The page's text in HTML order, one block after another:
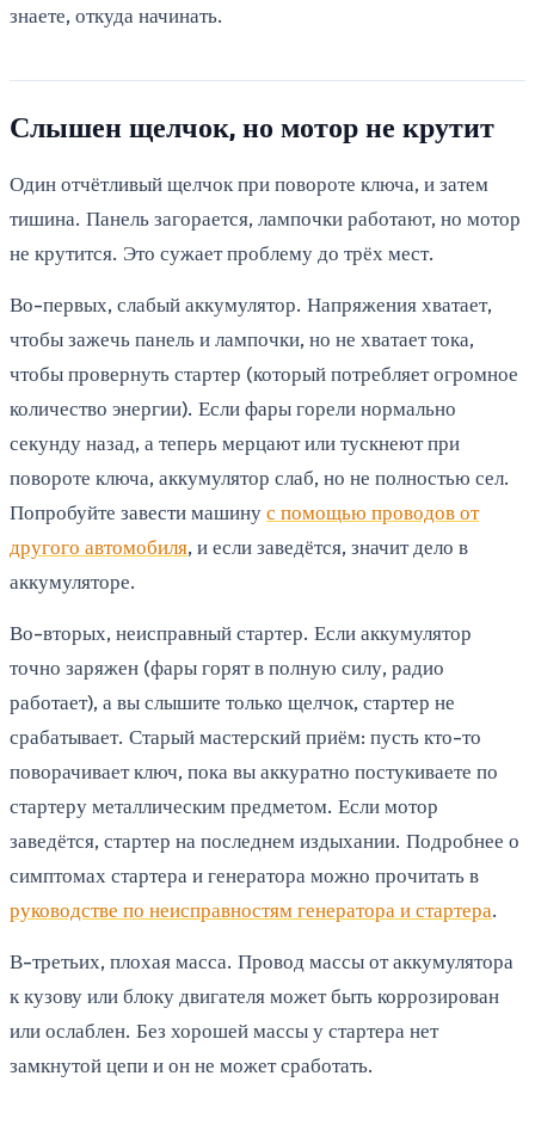
знаете, откуда начинать.
Слышен щелчок, но мотор не крутит
Один отчётливый щелчок при повороте ключа, и затем
тишина. Панель загорается, лампочки работают, но мотор
не крутится. Это сужает проблему до трёх мест.
Во-первых, слабый аккумулятор. Напряжения хватает,
чтобы зажечь панель и лампочки, но не хватает тока,
чтобы провернуть стартер (который потребляет огромное
количество энергии). Если фары горели нормально
секунду назад, а теперь мерцают или тускнеют при
повороте ключа, аккумулятор слаб, но не полностью сел.
Попробуйте завести машинус помощью проводов от
другого автомобиля, и если заведётся, значит дело в
аккумуляторе.
Во-вторых, неисправный стартер. Если аккумулятор
точно заряжен (фары горят в полную силу, радио
работает), а вы слышите только щелчок, стартер не
срабатывает. Старый мастерский приём: пусть кто-то
поворачивает ключ, пока вы аккуратно постукиваете по
стартеру металлическим предметом. Если мотор
заведётся, стартер на последнем издыхании. Подробнее о
симптомах стартера и генератора можно прочитать в
руководстве по неисправностям генератора и стартера.
В-третьих, плохая масса. Провод массы от аккумулятора
к кузову или блоку двигателя может быть коррозирован
или ослаблен. Без хорошей массы у стартера нет
замкнутой цепи и он не может сработать.